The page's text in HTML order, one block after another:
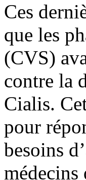
Ces
que les
(CVS)
contre la
Cialis.
pour
besoins